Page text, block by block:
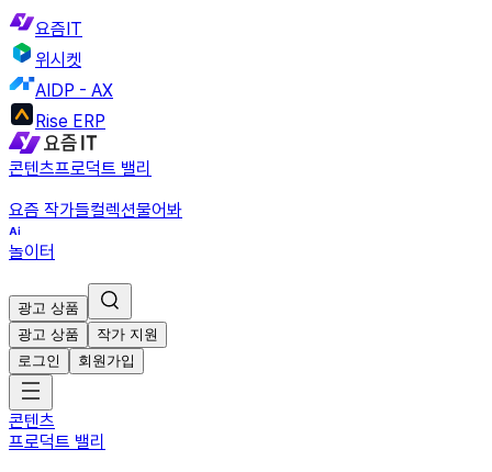
요즘IT
위시켓
AIDP - AX
Rise ERP
콘텐츠프로덕트 밸리
요즘 작가들컬렉션물어봐
놀이터
광고 상품
광고 상품
작가 지원
로그인
회원가입
콘텐츠
프로덕트 밸리